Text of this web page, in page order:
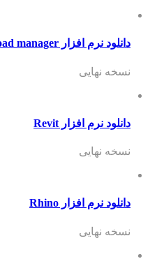
دانلود نرم افزار Download manager
نسخه نهایی
دانلود نرم افزار Revit
نسخه نهایی
دانلود نرم افزار Rhino
نسخه نهایی